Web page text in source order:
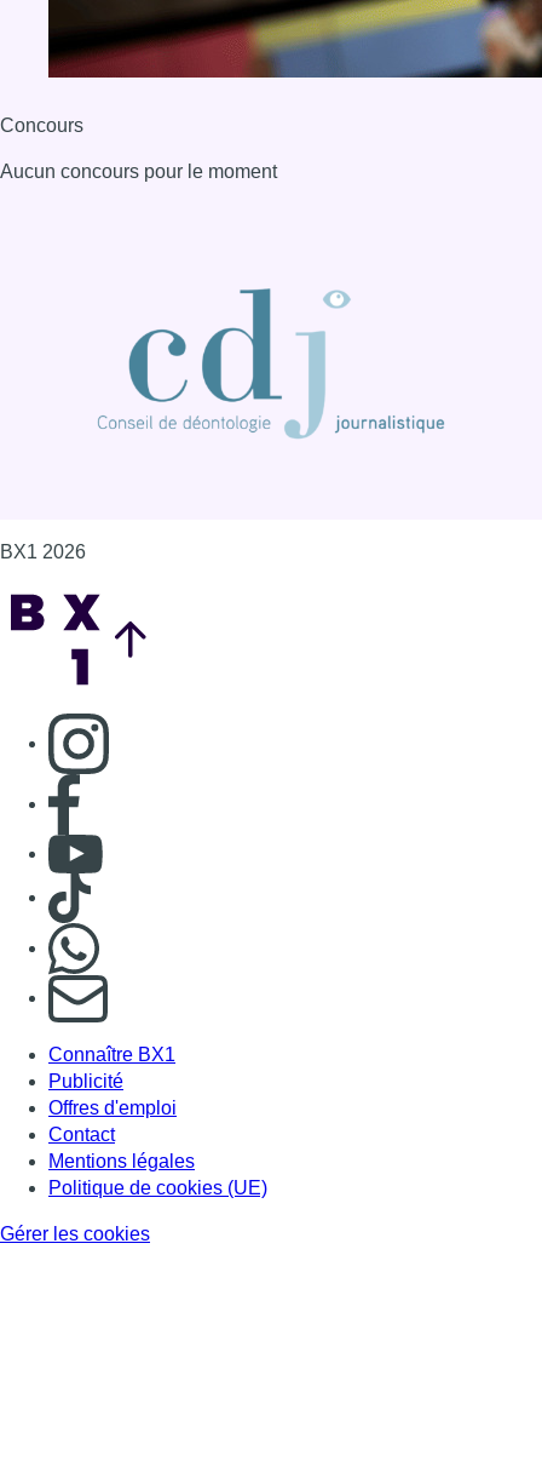
Concours
Aucun concours pour le moment
BX1 2026
Consulter page Instagram
Consulter page Facebook
Consulter Youtube
Consulter TikTok
S'abonner à notre newsletter
Connaître BX1
Publicité
Offres d'emploi
Contact
Mentions légales
Politique de cookies (UE)
Gérer les cookies